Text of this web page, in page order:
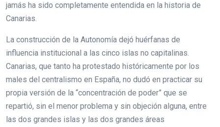
jamás ha sido completamente entendida en la historia de
Canarias.
La construcción de la Autonomía dejó huérfanas de
influencia institucional a las cinco islas no capitalinas.
Canarias, que tanto ha protestado históricamente por los
males del centralismo en España, no dudó en practicar su
propia versión de la “concentración de poder” que se
repartió, sin el menor problema y sin objeción alguna, entre
las dos grandes islas y las dos grandes áreas